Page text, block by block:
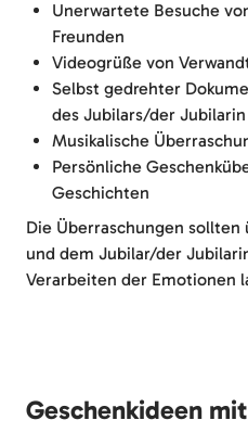
Unerwartete Besuche
Freunden
Videogrüße von
Selbst gedrehter
des Jubilars/der Jubilarin
Musikalische
Persönliche
Geschichten
Die Überraschungen
und dem Jubilar/der
Verarbeiten der Emotionen
Geschenkideen